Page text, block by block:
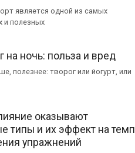
является одной из самых
и полезных
на ночь: польза и вред
полезнее: творог или йогурт, или
оказывают
типы и их эффект на темп
упражнений